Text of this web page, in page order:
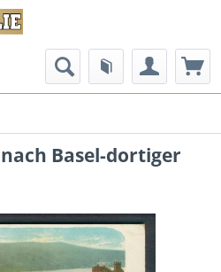
Basel-dortiger